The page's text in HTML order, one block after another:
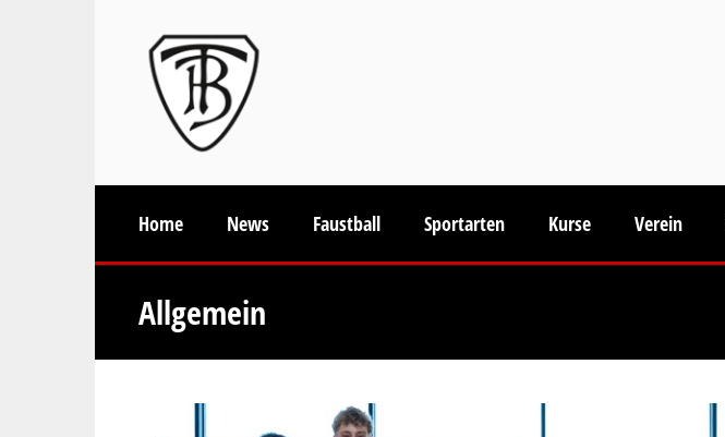
Home News Faustball Sportarten Kurse Verein
Allgemein